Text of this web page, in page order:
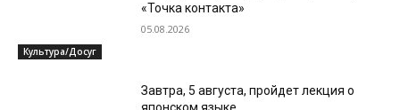
Культура/Досуг
«Точка контакта»
05.08.2026
Завтра, 5 августа, пройдет лекция о
японском языке